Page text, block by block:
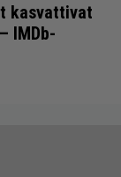
kasvattivat
IMDb-